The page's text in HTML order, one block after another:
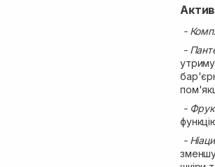
-
-
-
-